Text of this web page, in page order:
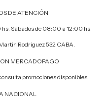
DE ATENCIÓN
Sábados de 08:00 a 12:00 hs.
Rodriguez 532 CABA.
MERCADOPAGO
promociones disponibles.
NACIONAL